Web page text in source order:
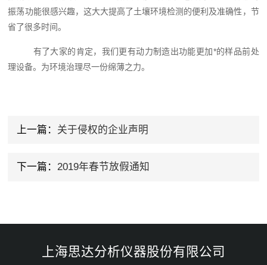
振荡功能很感兴趣，这大大提高了土壤环境检测的便利及准确性，节
省了很多时间。
有了大家的肯定，我们更有动力制造出功能更加*的样品前处
理设备。为环境治理尽一份绵薄之力。
上一篇： 关于侵权的企业声明
下一篇： 2019年春节放假通知
上海思达分析仪器股份有限公司